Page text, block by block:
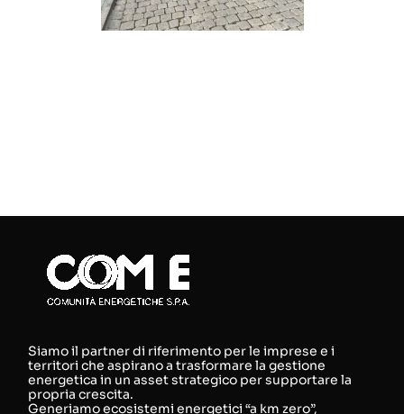
Siamo il partner di riferimento per le imprese e i
territori che aspirano a trasformare la gestione
energetica in un asset strategico per supportare la
propria crescita.
Generiamo ecosistemi energetici “a km zero”,